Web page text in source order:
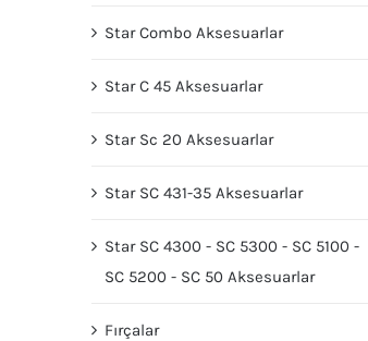
Star Combo Aksesuarlar
Star C 45 Aksesuarlar
Star Sc 20 Aksesuarlar
Star SC 431-35 Aksesuarlar
Star SC 4300 - SC 5300 - SC 5100 -
SC 5200 - SC 50 Aksesuarlar
Fırçalar